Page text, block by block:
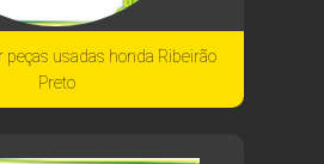
peças usadas honda Ribeirão
Preto